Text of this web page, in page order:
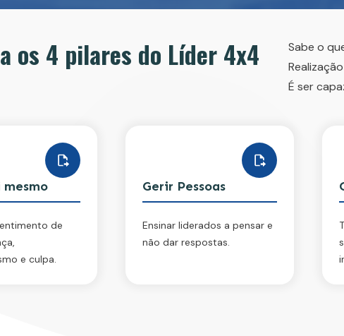
os 4 pilares do Líder 4x4
Sabe o
É ser
mesmo
de
e culpa.
Gerir Pessoas
Ensinar liderados a pensar e
não dar respostas.